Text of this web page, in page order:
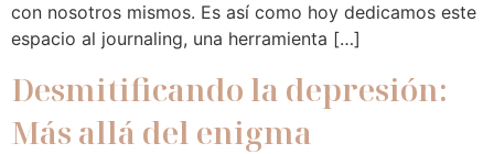
con nosotros mismos. Es así como hoy dedicamos este
espacio al journaling, una herramienta […]
Desmitificando la depresión:
Más allá del enigma